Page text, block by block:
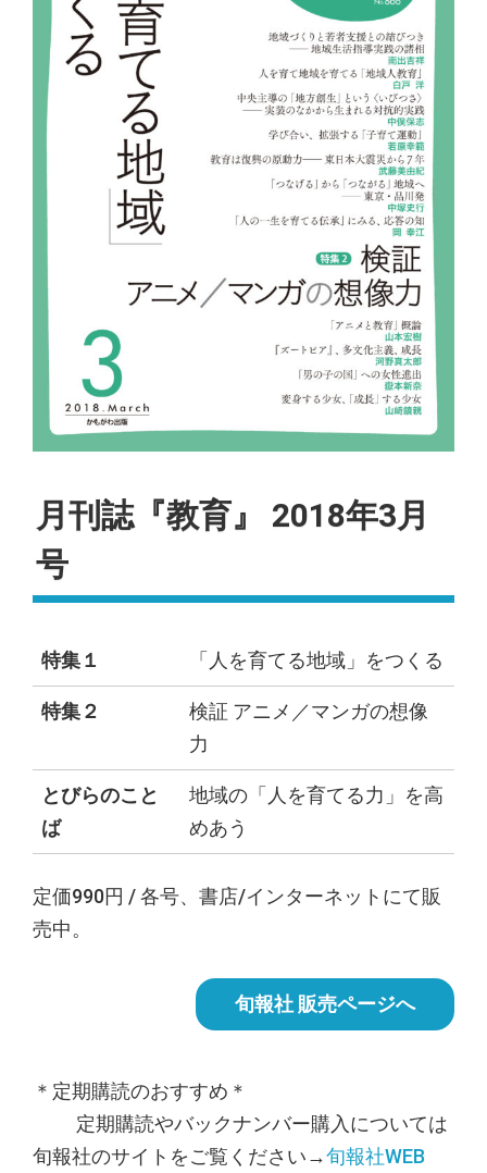
月刊誌『教育』 2018年3月
号
特集１ 「人を育てる地域」をつくる
特集２
検証 アニメ／マンガの想像
力
とびらのこと
ば
地域の「人を育てる力」を高
めあう
定価990円 / 各号、書店/インターネットにて販
売中。
旬報社 販売ページへ
＊定期購読のおすすめ＊
定期購読やバックナンバー購入については
旬報社のサイトをご覧ください→旬報社WEB